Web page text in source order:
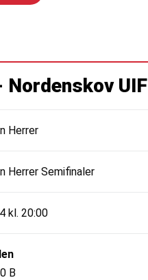
UIF
Herrer
Herrer Semifinaler
kl. 20:00
B